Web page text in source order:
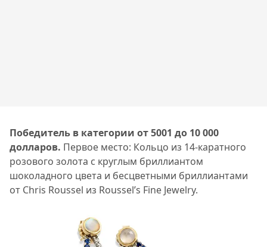
Победитель в категории от 5001 до 10000
долларов. Первое место: Кольцо из 14-каратного
розового золота с круглым бриллиантом
шоколадного цвета и бесцветными бриллиантами
от Chris Roussel из Roussel’s Fine Jewelry.